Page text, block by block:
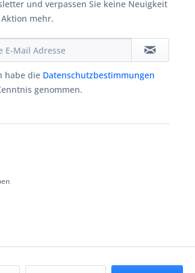
und verpassen Sie keine Neuigkeit
mehr.
habe die Datenschutzbestimmungen
genommen.